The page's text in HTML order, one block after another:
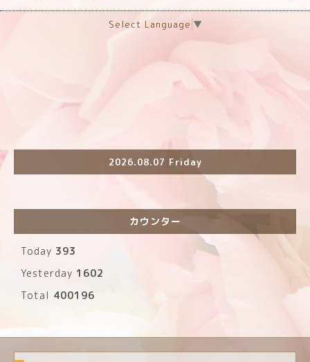
Select Language ▼
2026.08.07 Friday
カウンター
Today 393
Yesterday 1602
Total 400196